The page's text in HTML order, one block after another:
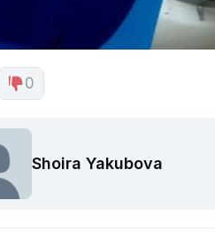
0
Shoira Yakubova